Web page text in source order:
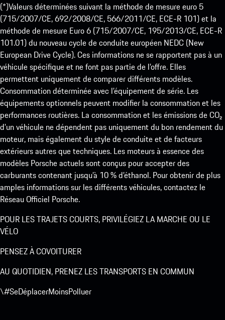
(*)Valeurs déterminées suivant la méthode de mesure euro 5
(715/2007/CE, 692/2008/CE, 566/2011/CE, ECE-R 101) et la
méthode de mesure Euro 6 (715/2007/CE, 195/2013/CE, ECE-R
101.01) du nouveau cycle de conduite européen NEDC (New
European Drive Cycle). Ces informations ne se rapportent pas à un
véhicule spécifique et ne font pas partie de l’offre. Elles
permettent uniquement de comparer différents modèles.
Consommation déterminée avec l’équipement de série. Les
équipements optionnels peuvent modifier la consommation et les
performances routières. La consommation et les émissions de CO₂
d’un véhicule ne dépendent pas uniquement du bon rendement du
moteur, mais également du style de conduite et de facteurs
extérieurs autres que techniques. Les moteurs à essence des
modèles Porsche actuels sont conçus pour accepter des
carburants contenant jusqu’à 10 % d’éthanol. Pour obtenir de plus
amples informations sur les différents véhicules, contactez le
Réseau Officiel Porsche.
POUR LES TRAJETS COURTS, PRIVILÉGIEZ LA MARCHE OU LE
VÉLO
PENSEZ À COVOITURER
AU QUOTIDIEN, PRENEZ LES TRANSPORTS EN COMMUN
\#SeDéplacerMoinsPolluer